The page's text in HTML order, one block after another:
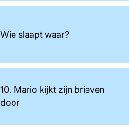
Wie slaapt waar?
10. Mario kijkt zijn brieven
door